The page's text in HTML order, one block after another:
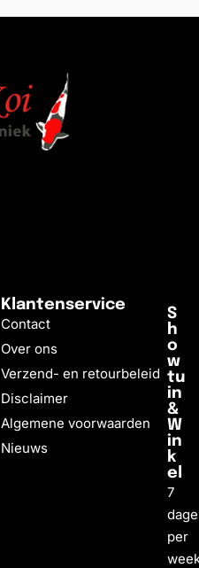
Klantenservice
Contact
Over ons
Verzend- en retourbeleid
Disclaimer
Algemene voorwaarden
Nieuws
S
h
o
w
tu
in
&
W
in
k
el
7
per